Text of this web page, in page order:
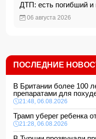
ДТП: есть погибший и
06 августа 2026
ПОСЛЕДНИЕ
В Британии более 100
препаратами для
21:48, 06.08.2026
Трамп уберег ребенка
21:28, 06.08.2026